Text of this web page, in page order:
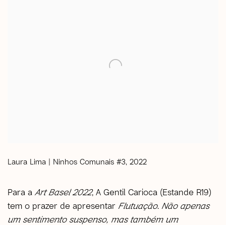
Laura Lima | Ninhos Comunais #3, 2022
Para a Art Basel 2022, A Gentil Carioca (Estande R19)
tem o prazer de apresentar Flutuação. Não apenas
um sentimento suspenso, mas também um